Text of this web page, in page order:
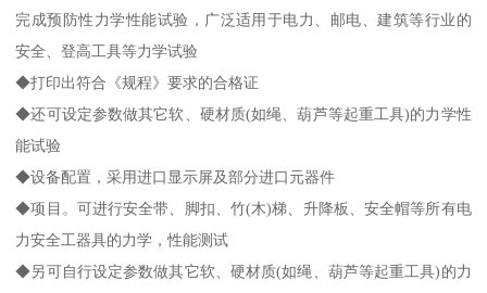
完成预防性力学性能试验，广泛适用于电力、邮电、建筑等行业的
安全、登高工具等力学试验
◆打印出符合《规程》要求的合格证
◆还可设定参数做其它软、硬材质(如绳、葫芦等起重工具)的力学性
能试验
◆设备配置，采用进口显示屏及部分进口元器件
◆项目。可进行安全带、脚扣、竹(木)梯、升降板、安全帽等所有电
力安全工器具的力学，性能测试
◆另可自行设定参数做其它软、硬材质(如绳、葫芦等起重工具)的力